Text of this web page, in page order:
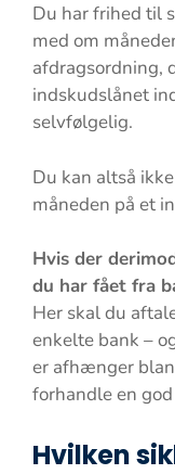
Du har frihed til
med om
afdragsordning,
indskudslånet
selvfølgelig.
Du kan altså
måneden på et
Hvis der
du har fået fra
Her skal du
enkelte bank –
er afhænger
forhandle en
Hvilken